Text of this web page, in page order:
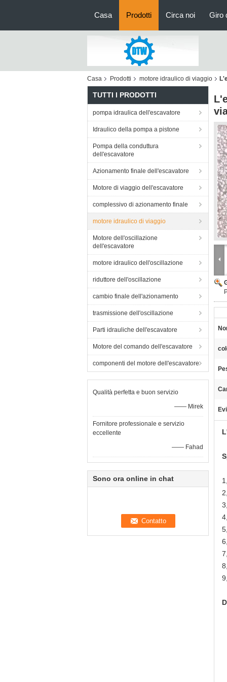
Casa Prodotti Circa noi Giro
Casa Prodotti motore idraulico di viaggio
TUTTI I PRODOTTI
pompa idraulica dell'escavatore
Idraulico della pompa a pistone
Pompa della conduttura
dell'escavatore
Azionamento finale dell'escavatore
Motore di viaggio dell'escavatore
complessivo di azionamento finale
motore idraulico di viaggio
Motore dell'oscillazione
dell'escavatore
motore idraulico dell'oscillazione
riduttore dell'oscillazione
cambio finale dell'azionamento
trasmissione dell'oscillazione
Parti idrauliche dell'escavatore
Motore del comando dell'escavatore
componenti del motore dell'escavatore
Qualità perfetta e buon servizio
—— Mirek
Fornitore professionale e servizio
eccellente
—— Fahad
Sono ora online in chat